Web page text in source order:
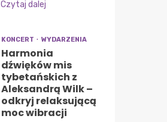
Czytaj dalej
KONCERT WYDARZENIA
Harmonia
dźwięków mis
tybetańskich z
Aleksandrą Wilk –
odkryj relaksującą
moc wibracji